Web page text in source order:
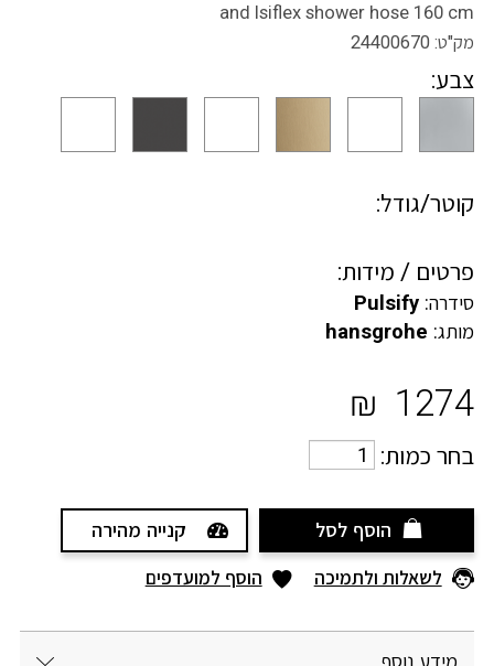
and Isiflex shower hose 160 cm
מק"ט:24400670
צבע:
קוטר/גודל:
פרטים / מידות:
סידרה:Pulsify
מותג: hansgrohe
1274
₪
בחר כמות:
הוסף לסל קנייה מהירה
לשאלות ולתמיכה הוסף למועדפים
מידע נוסף